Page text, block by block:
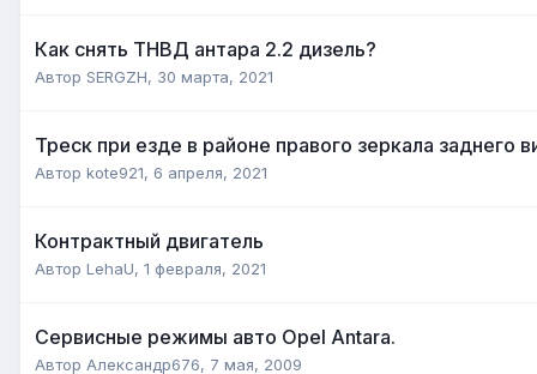
Как снять ТНВД антара 2.2 дизель?
Автор SERGZH, 30 марта, 2021
Треск при езде в районе правого зеркала заднего
Автор kote921, 6 апреля, 2021
Контрактный двигатель
Автор LehaU, 1 февраля, 2021
Сервисные режимы авто Opel Antara.
Автор Александр676, 7 мая, 2009